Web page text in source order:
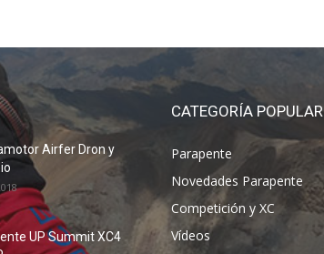
Airfer Dron y
UP Summit XC4
CATEGORÍA POPULAR
Parapente
Novedades Parapente
Competición y XC
Vídeos